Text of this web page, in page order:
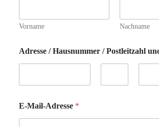
Vorname Nachname
Adresse / Hausnummer / Postleitzahl
E-Mail-Adresse *